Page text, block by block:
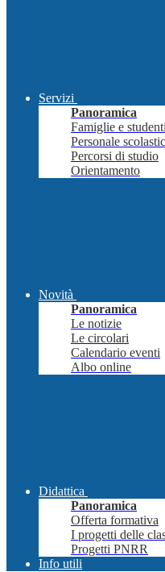
Servizi
Panoramica
Famiglie e studenti
Personale
Percorsi di studio
Orientamento
Novità
Panoramica
Le notizie
Le circolari
Calendario eventi
Albo online
Didattica
Panoramica
Offerta formativa
I progetti delle
Progetti PNRR
Info utili